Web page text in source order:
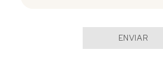
ENVIAR